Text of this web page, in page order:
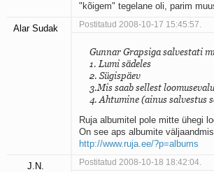
"kõigem" tegelane oli, parim
Alar Sudak Postitatud 2008-10-17 15:45:57.
Gunnar Grapsiga salvestati
1. Lumi sädeles
2. Sügispäev
3.Mis saab sellest
4. Ahtumine (ainus salvestus
Ruja albumitel pole mitte ühegi
On see aps albumite
http://www.ruja.ee/?p=albums
J.N. Postitatud 2008-10-18 18:42:04.